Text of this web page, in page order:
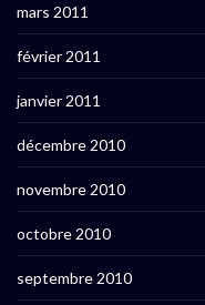
mars 2011
février 2011
janvier 2011
décembre 2010
novembre 2010
octobre 2010
septembre 2010